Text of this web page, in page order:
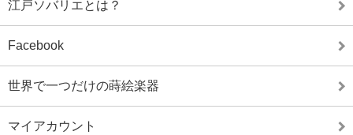
江戸ソバリエとは？
Facebook
世界で一つだけの蒔絵楽器
マイアカウント